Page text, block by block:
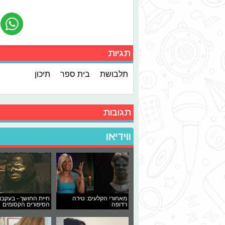
תגיות
תלבושת בית ספר תיכון
תגובות
ווידיאו
מאחורי הקלעים: טירה
רדופה
חיית החושך -
הסיפורים הקסומים